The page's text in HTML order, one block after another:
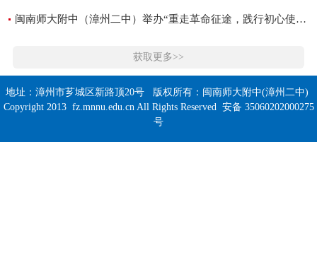
闽南师大附中（漳州二中）举办“重走革命征途，践行初心使命”主题党日活动
获取更多>>
地址：漳州市芗城区新路顶20号 版权所有：闽南师大附中(漳州二中)
Copyright 2013 fz.mnnu.edu.cn All Rights Reserved 安备 35060202000275
号